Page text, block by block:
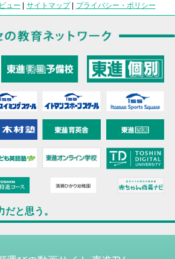
ュー | サイトマップ| プライバシー・ポリシー
と思う。